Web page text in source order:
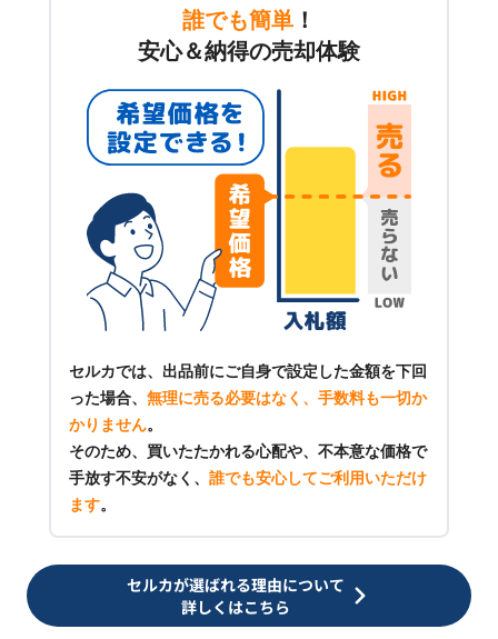
誰でも簡単 ！
安心＆納得の売却体験
セルカでは、出品前にご自身で設定した金額を下回
った場合、 無理に売る必要はなく、手数料も一切か
かりません。
そのため、買いたたかれる心配や、不本意な価格で
手放す不安がなく、 誰でも安心してご利用いただけ
ます。
セルカが選ばれる理由について
詳しくはこちら